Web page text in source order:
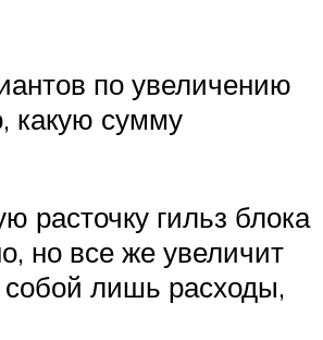
по увеличению
какую сумму
расточку гильз блока
но все же увеличит
собой лишь расходы,